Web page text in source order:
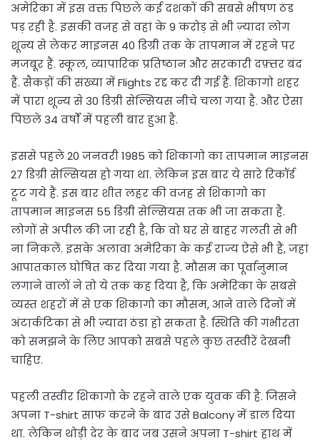
अमेरिका में इस वक्त पिछले कई दशकों की सबसे भीषण ठंड
पड़ रही है. इसकी वजह से वहां के 9 करोड़ से भी ज़्यादा लोग
शून्य से लेकर माइनस 40 डिग्री तक के तापमान में रहने पर
मजबूर हैं. स्कूल, व्यापारिक प्रतिष्ठान और सरकारी दफ़्तर बंद
हैं. सैकड़ों की संख्या में Flights रद्द कर दी गई हैं. शिकागो शहर
में पारा शून्य से 30 डिग्री सेल्सियस नीचे चला गया है. और ऐसा
पिछले 34 वर्षों में पहली बार हुआ है.
इससे पहले 20 जनवरी 1985 को शिकागो का तापमान माइनस
27 डिग्री सेल्सियस हो गया था. लेकिन इस बार ये सारे रिकॉर्ड
टूट गये हैं. इस बार शीत लहर की वजह से शिकागो का
तापमान माइनस 55 डिग्री सेल्सियस तक भी जा सकता है.
लोगों से अपील की जा रही है, कि वो घर से बाहर ग़लती से भी
ना निकलें. इसके अलावा अमेरिका के कई राज्य ऐसे भी हैं, जहां
आपातकाल घोषित कर दिया गया है. मौसम का पूर्वानुमान
लगाने वालों ने तो ये तक कह दिया है, कि अमेरिका के सबसे
व्यस्त शहरों में से एक शिकागो का मौसम, आने वाले दिनों में
अंटार्कटिका से भी ज़्यादा ठंडा हो सकता है. स्थिति की गंभीरता
को समझने के लिए आपको सबसे पहले कुछ तस्वीरें देखनी
चाहिए.
पहली तस्वीर शिकागो के रहने वाले एक युवक की है. जिसने
अपना T-shirt साफ करने के बाद उसे Balcony में डाल दिया
था. लेकिन थोड़ी देर के बाद जब उसने अपना T-shirt हाथ में